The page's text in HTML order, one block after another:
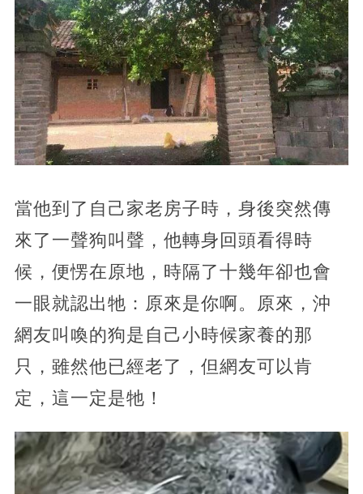
當他到了自己家老房子時，身後突然傳
來了一聲狗叫聲，他轉身回頭看得時
候，便愣在原地，時隔了十幾年卻也會
一眼就認出牠：原來是你啊。原來，沖
網友叫喚的狗是自己小時候家養的那
只，雖然他已經老了，但網友可以肯
定，這一定是牠！